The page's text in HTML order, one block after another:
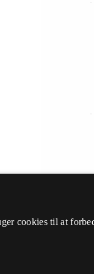
cookies til at